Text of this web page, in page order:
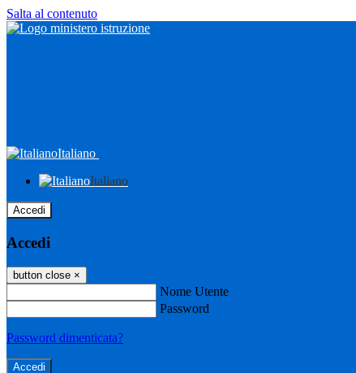
Salta al contenuto
Italiano
Italiano
Accedi
Accedi
button close ×
Nome Utente
Password
Password dimenticata?